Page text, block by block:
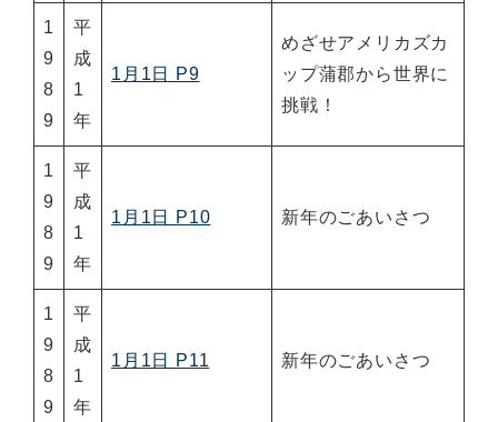
1
9
8
9
平
成
1
年
1月1日 P9
めざせアメリカズカ
ップ蒲郡から世界に
挑戦！
1
9
8
9
平
成
1
年
1月1日 P10 新年のごあいさつ
1
9
8
9
平
成
1
年
1月1日 P11 新年のごあいさつ